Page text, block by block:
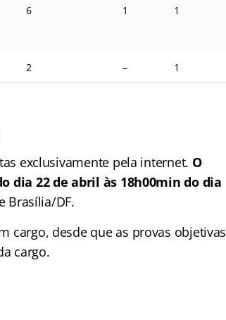
6 1 1
2 – 1
exclusivamente pela internet. O
dia 22 de abril às 18h00min do dia
Brasília/DF.
cargo, desde que as provas objetivas
cargo.